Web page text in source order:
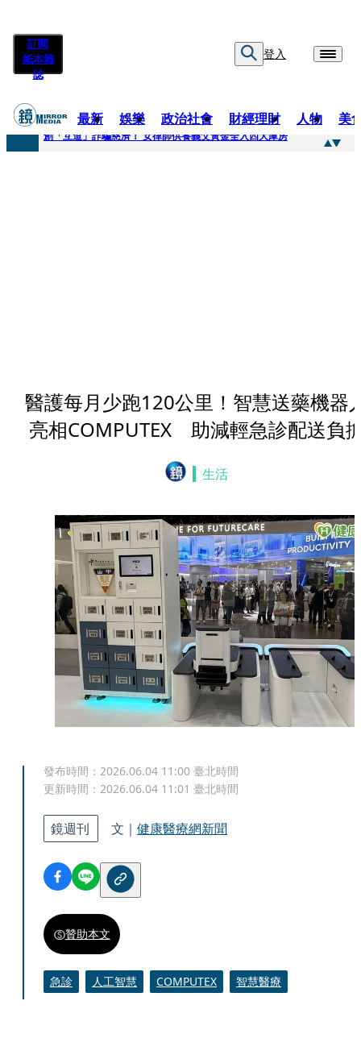
訂閱
紙本雜
誌
登入
最新 娛樂 政治社會 財經理財 人物 美
快訊
創「互道」詐騙慈濟！ 女律師供養義父黃金全入四大庫房
醫護每月少跑120公里！智慧送藥機器
亮相COMPUTEX 助減輕急診配送負
生活
發布時間： 2026.06.04 11:00 臺北時間
更新時間： 2026.06.04 11:01 臺北時間
鏡週刊 文｜ 健康醫療網新聞
贊助本文
急診 人工智慧 COMPUTEX 智慧醫療